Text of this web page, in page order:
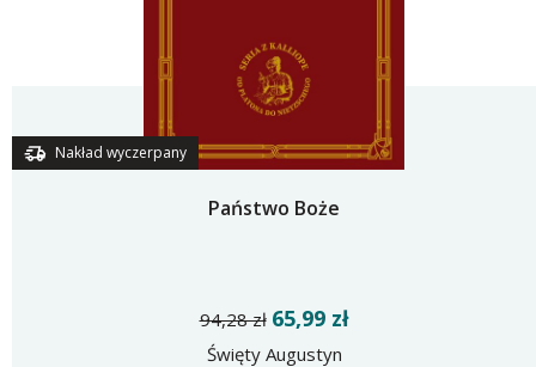
Nakład wyczerpany
Państwo Boże
94,28 zł 65,99 zł
Święty Augustyn